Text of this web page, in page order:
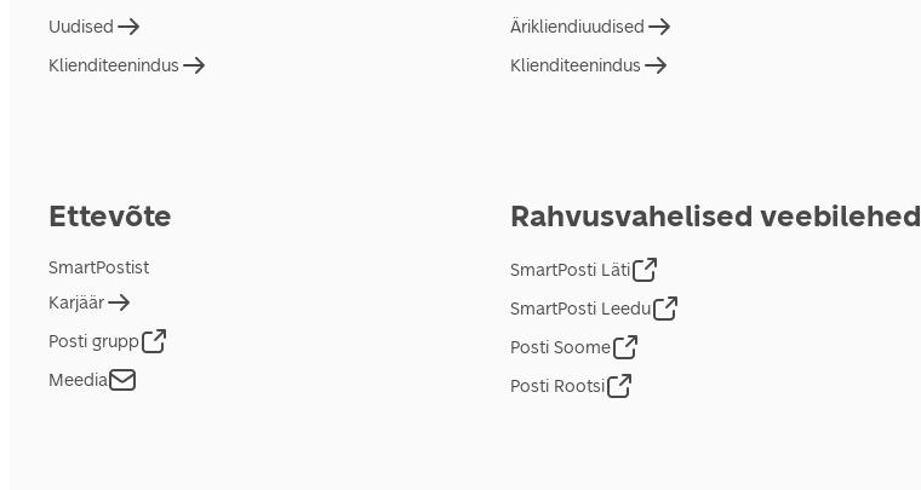
Uudised
Klienditeenindus
Ärikliendiuudised
Klienditeenindus
Ettevõte
SmartPostist
Karjäär
Posti grupp
Meedia
Rahvusvahelised veebilehed
SmartPosti Läti
SmartPosti Leedu
Posti Soome
Posti Rootsi